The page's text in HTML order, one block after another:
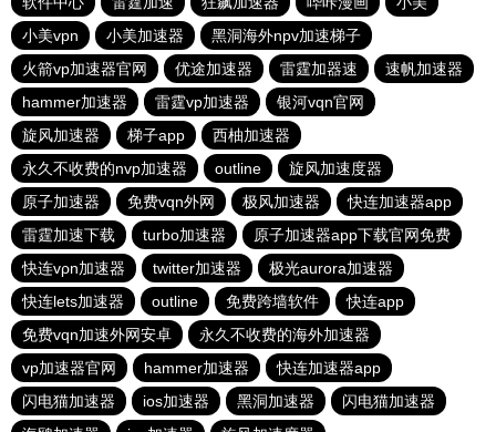
小美vpn
小美加速器
黑洞海外npv加速梯子
火箭vp加速器官网
优途加速器 雷霆加器速
速帆加速器
hammer加速器
雷霆vp加速器
银河vqn官网
旋风加速器
梯子app
西柚加速器
永久不收费的nvp加速器
outline
旋风加速度器
原子加速器
免费vqn外网 极风加速器
快连加速器app
雷霆加速下载
turbo加速器
原子加速器app下载官网免费
快连vρn加速器
twitter加速器
极光aurora加速器
快连lets加速器
outline 免费跨墙软件
快连app
免费vqn加速外网安卓
永久不收费的海外加速器
vp加速器官网
hammer加速器
快连加速器app
闪电猫加速器
ios加速器 黑洞加速器
闪电猫加速器